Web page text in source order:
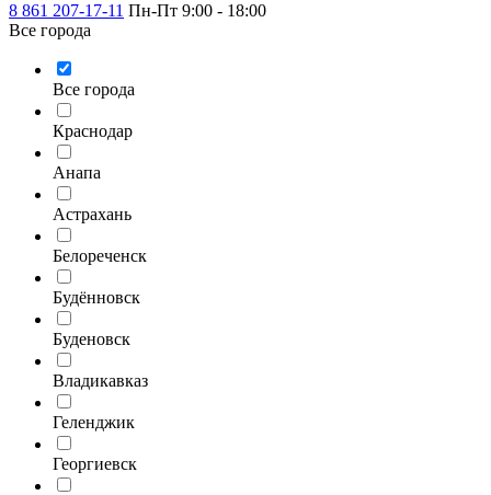
8 861 207-17-11 Пн-Пт 9:00 - 18:00
Все города
Все города
Краснодар
Анапа
Астрахань
Белореченск
Будённовск
Буденовск
Владикавказ
Геленджик
Георгиевск